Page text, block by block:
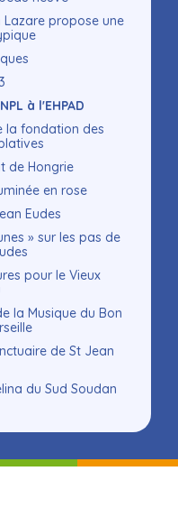
Lazare propose une
à l'EHPAD
la fondation des
de Hongrie
en rose
Eudes
» sur les pas de
pour le Vieux
la Musique du Bon
de St Jean
du Sud Soudan